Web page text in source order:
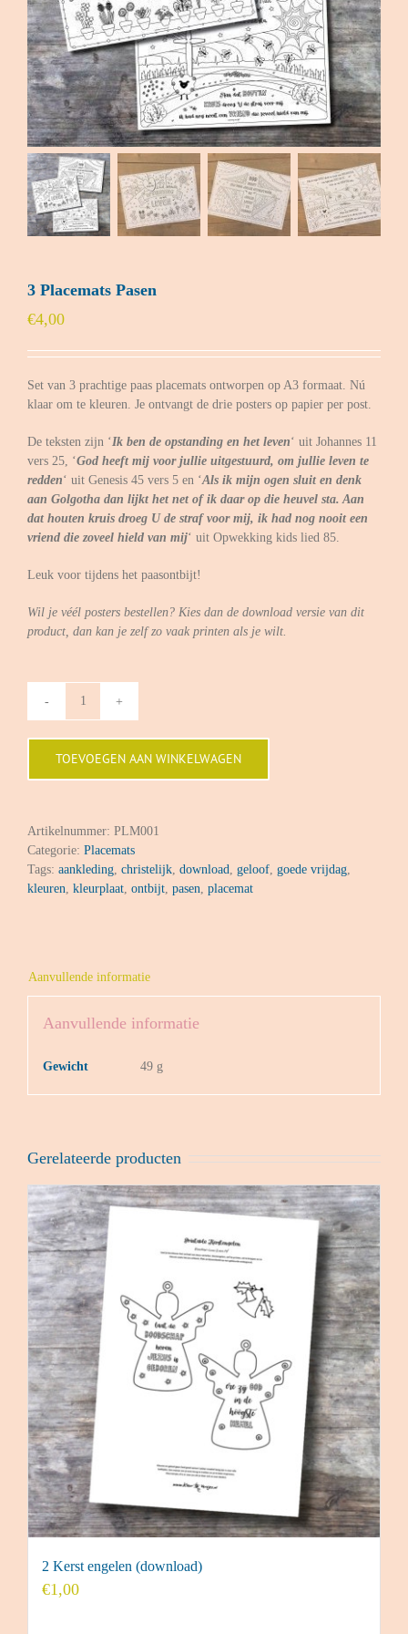
3 Placemats Pasen
€4,00
Set van 3 prachtige paas placemats ontworpen op A3 formaat. Nú
klaar om te kleuren. Je ontvangt de drie posters op papier per post.
De teksten zijn ‘Ik ben de opstanding en het leven‘ uit Johannes 11
vers 25, ‘God heeft mij voor jullie uitgestuurd, om jullie leven te
redden‘ uit Genesis 45 vers 5 en ‘Als ik mijn ogen sluit en denk
aan Golgotha dan lijkt het net of ik daar op die heuvel sta. Aan
dat houten kruis droeg U de straf voor mij, ik had nog nooit een
vriend die zoveel hield van mij‘ uit Opwekking kids lied 85.
Leuk voor tijdens het paasontbijt!
Wil je véél posters bestellen? Kies dan de download versie van dit
product, dan kan je zelf zo vaak printen als je wilt.
aantal
TOEVOEGEN AAN WINKELWAGEN
Artikelnummer: PLM001
Categorie: Placemats
Tags: aankleding, christelijk, download, geloof, goede vrijdag,
kleuren, kleurplaat, ontbijt, pasen, placemat
Aanvullende informatie
Aanvullende informatie
Gewicht 49 g
Gerelateerde producten
2 Kerst engelen (download)
€1,00